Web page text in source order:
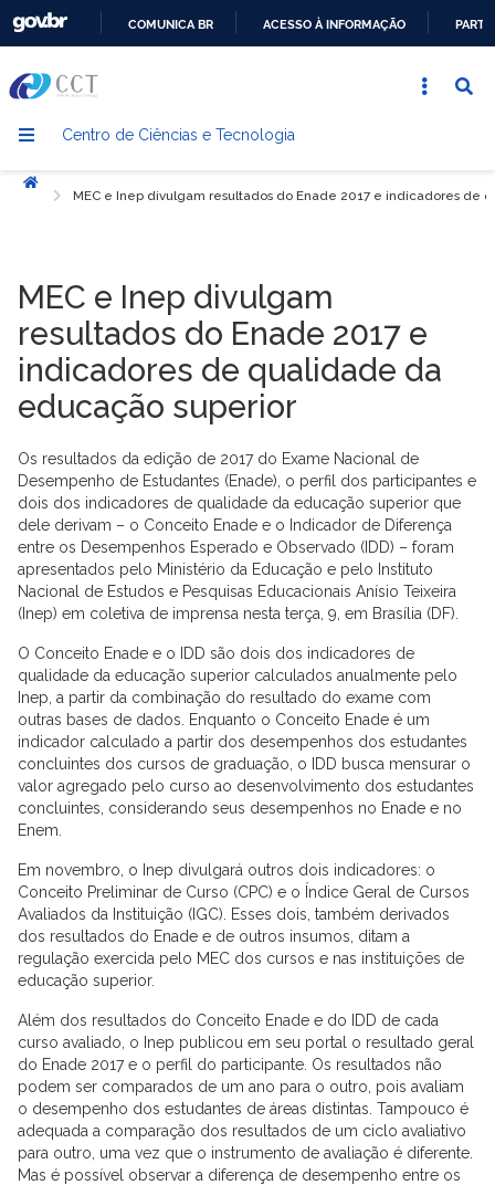
CONTEÚDO
COMUNICA BR ACESSO À INFORMAÇÃO
Centro de Ciências e Tecnologia
Início
MEC e Inep divulgam resultados do Enade 2017 e indicadores de
MEC e Inep divulgam
resultados do Enade 2017 e
indicadores de qualidade da
educação superior
Os resultados da edição de 2017 do Exame Nacional de
Desempenho de Estudantes (Enade), o perfil dos participantes e
dois dos indicadores de qualidade da educação superior que
dele derivam – o Conceito Enade e o Indicador de Diferença
entre os Desempenhos Esperado e Observado (IDD) – foram
apresentados pelo Ministério da Educação e pelo Instituto
Nacional de Estudos e Pesquisas Educacionais Anísio Teixeira
(Inep) em coletiva de imprensa nesta terça, 9, em Brasília (DF).
O Conceito Enade e o IDD são dois dos indicadores de
qualidade da educação superior calculados anualmente pelo
Inep, a partir da combinação do resultado do exame com
outras bases de dados. Enquanto o Conceito Enade é um
indicador calculado a partir dos desempenhos dos estudantes
concluintes dos cursos de graduação, o IDD busca mensurar o
valor agregado pelo curso ao desenvolvimento dos estudantes
concluintes, considerando seus desempenhos no Enade e no
Enem.
Em novembro, o Inep divulgará outros dois indicadores: o
Conceito Preliminar de Curso (CPC) e o Índice Geral de Cursos
Avaliados da Instituição (IGC). Esses dois, também derivados
dos resultados do Enade e de outros insumos, ditam a
regulação exercida pelo MEC dos cursos e nas instituições de
educação superior.
Além dos resultados do Conceito Enade e do IDD de cada
curso avaliado, o Inep publicou em seu portal o resultado geral
do Enade 2017 e o perfil do participante. Os resultados não
podem ser comparados de um ano para o outro, pois avaliam
o desempenho dos estudantes de áreas distintas. Tampouco é
adequada a comparação dos resultados de um ciclo avaliativo
para outro, uma vez que o instrumento de avaliação é diferente.
Mas é possível observar a diferença de desempenho entre os